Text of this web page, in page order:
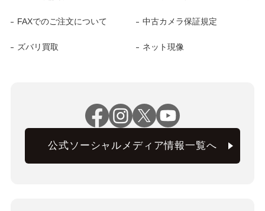
FAXでのご注文について 中古カメラ保証規定
ズバリ買取 ネット現像
公式ソーシャルメディア情報一覧へ